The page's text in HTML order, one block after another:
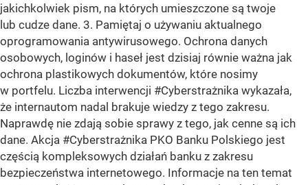
jakichkolwiek pism, na których umieszczone są twoje
lub cudze dane. 3. Pamiętaj o używaniu aktualnego
oprogramowania antywirusowego. Ochrona danych
osobowych, loginów i haseł jest dzisiaj równie ważna jak
ochrona plastikowych dokumentów, które nosimy
w portfelu. Liczba interwencji #Cyberstrażnika wykazała,
że internautom nadal brakuje wiedzy z tego zakresu.
Naprawdę nie zdają sobie sprawy z tego, jak cenne są ich
dane. Akcja #Cyberstrażnika PKO Banku Polskiego jest
częścią kompleksowych działań banku z zakresu
bezpieczeństwa internetowego. Informacje na ten temat